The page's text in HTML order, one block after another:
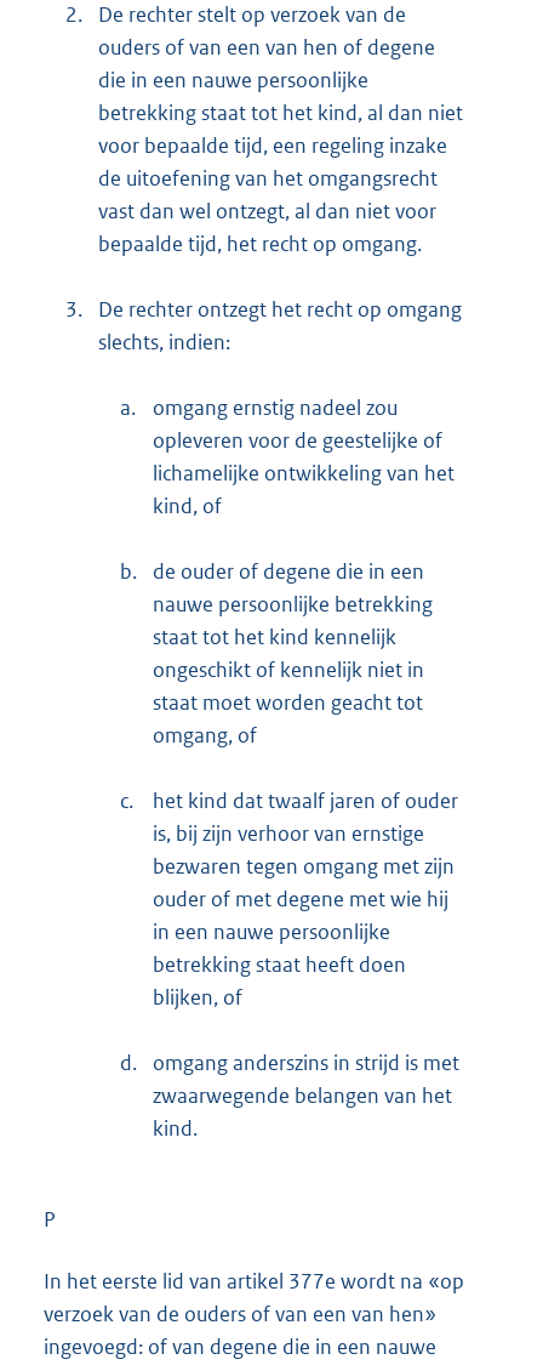
2.
De rechter stelt op verzoek van de
ouders of van een van hen of degene
die in een nauwe persoonlijke
betrekking staat tot het kind, al dan niet
voor bepaalde tijd, een regeling inzake
de uitoefening van het omgangsrecht
vast dan wel ontzegt, al dan niet voor
bepaalde tijd, het recht op omgang.
3.
De rechter ontzegt het recht op omgang
slechts, indien:
a.
omgang ernstig nadeel zou
opleveren voor de geestelijke of
lichamelijke ontwikkeling van het
kind, of
b.
de ouder of degene die in een
nauwe persoonlijke betrekking
staat tot het kind kennelijk
ongeschikt of kennelijk niet in
staat moet worden geacht tot
omgang, of
c.
het kind dat twaalf jaren of ouder
is, bij zijn verhoor van ernstige
bezwaren tegen omgang met zijn
ouder of met degene met wie hij
in een nauwe persoonlijke
betrekking staat heeft doen
blijken, of
d.
omgang anderszins in strijd is met
zwaarwegende belangen van het
kind.
P
In het eerste lid van artikel 377e wordt na «op
verzoek van de ouders of van een van hen»
ingevoegd: of van degene die in een nauwe